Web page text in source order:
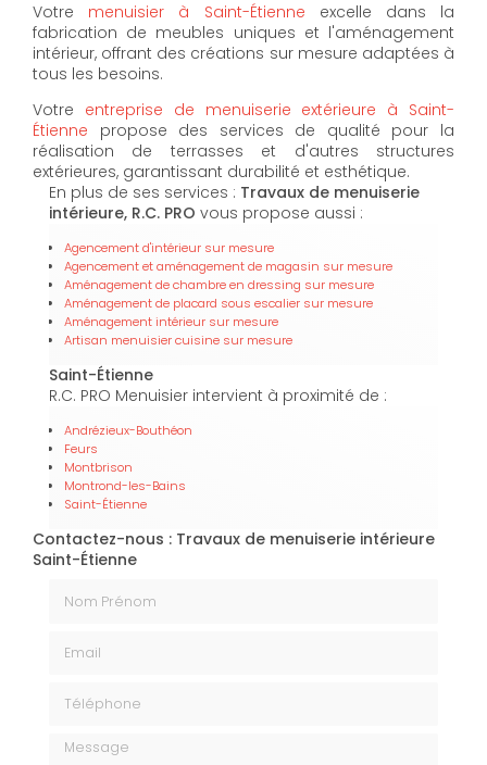
Votre menuisier à Saint-Étienne excelle dans la
fabrication de meubles uniques et l'aménagement
intérieur, offrant des créations sur mesure adaptées à
tous les besoins.
Votre entreprise de menuiserie extérieure à Saint-
Étienne propose des services de qualité pour la
réalisation de terrasses et d'autres structures
extérieures, garantissant durabilité et esthétique.
En plus de ses services : Travaux de menuiserie
intérieure, R.C. PRO vous propose aussi :
Agencement d'intérieur sur mesure
Agencement et aménagement de magasin sur mesure
Aménagement de chambre en dressing sur mesure
Aménagement de placard sous escalier sur mesure
Aménagement intérieur sur mesure
Artisan menuisier cuisine sur mesure
Saint-Étienne
R.C. PRO Menuisier intervient à proximité de :
Andrézieux-Bouthéon
Feurs
Montbrison
Montrond-les-Bains
Saint-Étienne
Contactez-nous : Travaux de menuiserie intérieure
Saint-Étienne
Message